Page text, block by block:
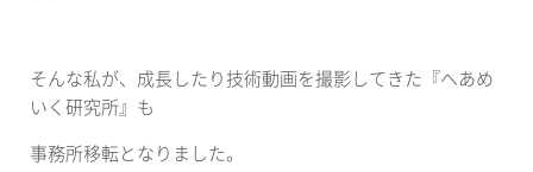
そんな私が、成長したり技術動画を撮影してきた『へあめ
いく研究所』も
事務所移転となりました。